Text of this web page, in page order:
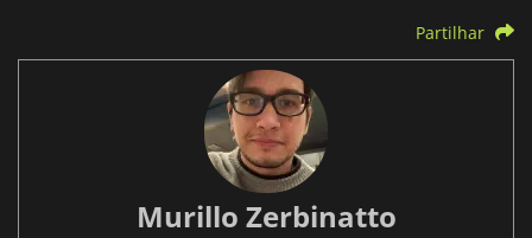
Partilhar
Murillo Zerbinatto